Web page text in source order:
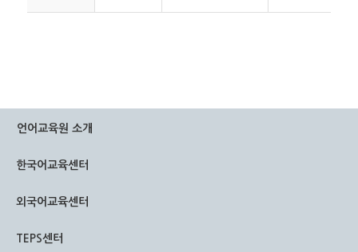
언어교육원 소개
한국어교육센터
외국어교육센터
TEPS센터